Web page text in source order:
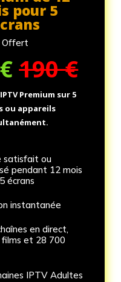
pour 5
Offert
€190 €
Premium sur 5
ou appareils
satisfait ou
pendant 12 mois
écrans
instantanée
en direct,
et 28 700
IPTV Adultes